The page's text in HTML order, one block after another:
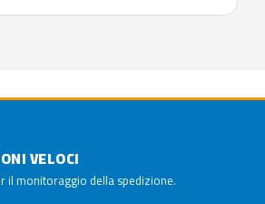
VELOCI
il monitoraggio della spedizione.